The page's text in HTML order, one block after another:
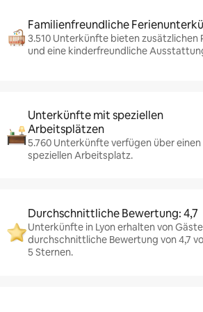
Familienfreundliche
3.510 Unterkünfte bieten zusätzlichen
und eine kinderfreundliche
Unterkünfte mit speziellen
Arbeitsplätzen
5.760 Unterkünfte verfügen über einen
speziellen Arbeitsplatz.
Durchschnittliche Bewertung: 4,7
Unterkünfte in Lyon erhalten von
durchschnittliche Bewertung von 4,7
5 Sternen.